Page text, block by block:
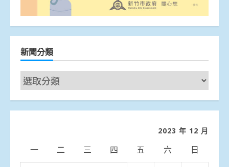
新聞分類
新
聞
分
2023 年 12 月
一 二 三 四 五 六 日